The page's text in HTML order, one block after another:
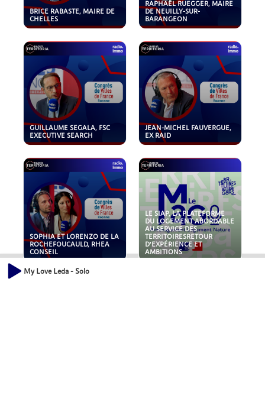
BRICE RABASTE, MAIRE DE
CHELLES
RAPHAËL RUEGGER, MAIRE
DE NEUILLY-SUR-
BARANGEON
GUILLAUME SEGALA, FSC
EXECUTIVE SEARCH
JEAN-MICHEL FAUVERGUE,
EX RAID
SOPHIA ET LORENZO DE LA
ROCHEFOUCAULD, RHEA
CONSEIL
LE SIAP, LA PLATEFORME
DU LOGEMENT ABORDABLE
AU SERVICE DES
TERRITOIRESRETOUR
D'EXPÉRIENCE ET
AMBITIONS
My Love Leda - Solo